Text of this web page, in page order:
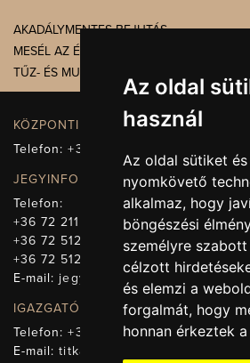
Az oldal
használ
Az oldal sütiket
nyomkövető
alkalmaz, hogy
böngészési
személyre
célzott
és elemzi a
forgalmát, hogy
honnan érkeztek
AKADÁLYMENTES BEJUTÁS
MESÉL AZ ÉPÜLET
TŰZ- ÉS MUNKAVÉDELEM
KÖZPONTI ELÉRHETŐSÉG,
Telefon:+36 72 512-660
JEGYINFORMÁCIÓ
Telefon:
+36 72 211-965
+36 72 512-669
+36 72 512-675
E-mail: jegy@pnsz.hu
IGAZGATÓSÁG, TITKÁRSÁG
Telefon:+36 72 512-671
E-mail:titkarsag@pnsz.hu